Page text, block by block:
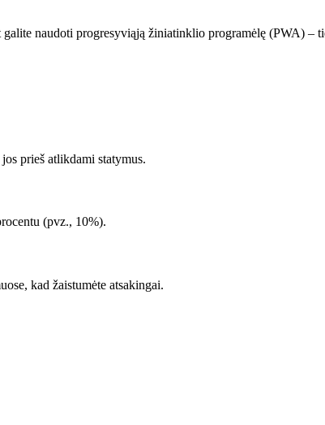
naudoti progresyviąją žiniatinklio programėlę (PWA) –
prieš atlikdami statymus.
(pvz., 10%).
kad žaistumėte atsakingai.